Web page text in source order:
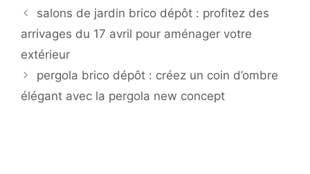
salons de jardin brico dépôt : profitez des
arrivages du 17 avril pour aménager votre
extérieur
pergola brico dépôt : créez un coin d’ombre
élégant avec la pergola new concept